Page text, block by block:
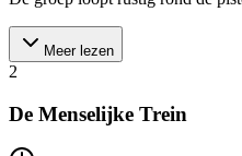
Meer lezen
2
De Menselijke Trein